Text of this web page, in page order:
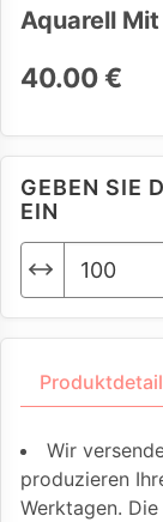
Aquarell
40.00 €
GEBEN SIE
EIN
Wir
produzieren
Werktagen.